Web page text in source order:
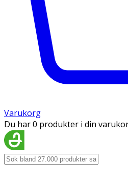
Varukorg
Du har 0 produkter i din